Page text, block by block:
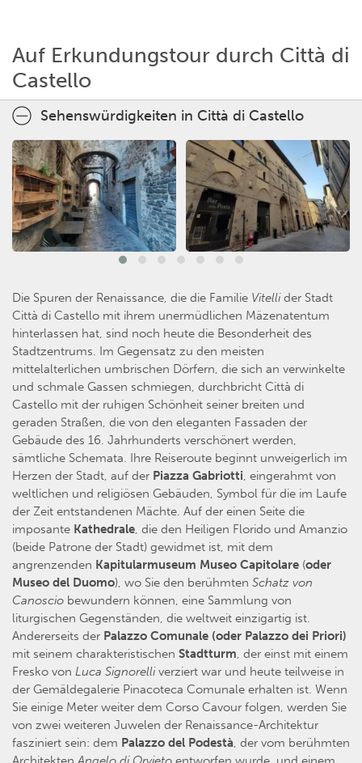
Auf Erkundungstour durch Città di
Castello
Sehenswürdigkeiten in Città di Castello
Die Spuren der Renaissance, die die Familie Vitellider Stadt
Città di Castello mit ihrem unermüdlichen Mäzenatentum
hinterlassen hat, sind noch heute die Besonderheit des
Stadtzentrums. Im Gegensatz zu den meisten
mittelalterlichen umbrischen Dörfern, die sich an verwinkelte
und schmale Gassen schmiegen, durchbricht Città di
Castello mit der ruhigen Schönheit seiner breiten und
geraden Straßen, die von den eleganten Fassaden der
Gebäude des 16. Jahrhunderts verschönert werden,
sämtliche Schemata. Ihre Reiseroute beginnt unweigerlich im
Herzen der Stadt, auf der Piazza Gabriotti, eingerahmt von
weltlichen und religiösen Gebäuden, Symbol für die im Laufe
der Zeit entstandenen Mächte. Auf der einen Seite die
imposante Kathedrale, die den Heiligen Florido und Amanzio
(beide Patrone der Stadt) gewidmet ist, mit dem
angrenzenden Kapitularmuseum Museo Capitolare (oder
Museo del Duomo), wo Sie den berühmten Schatz von
Canoscio bewundern können, eine Sammlung von
liturgischen Gegenständen, die weltweit einzigartig ist.
Andererseits der Palazzo Comunale (oder Palazzo dei Priori)
mit seinem charakteristischen Stadtturm, der einst mit einem
Fresko von Luca Signorelliverziert war und heute teilweise in
der Gemäldegalerie Pinacoteca Comunale erhalten ist. Wenn
Sie einige Meter weiter dem Corso Cavour folgen, werden Sie
von zwei weiteren Juwelen der Renaissance-Architektur
fasziniert sein: dem Palazzo del Podestà, der vom berühmten